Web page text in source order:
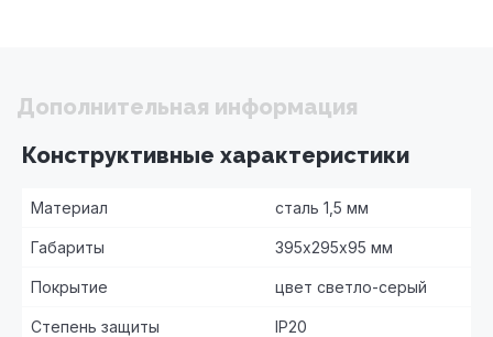
Дополнительная информация
Конструктивные характеристики
Материал сталь 1,5 мм
Габариты 395х295х95 мм
Покрытие цвет светло-серый
Степень защиты IP20